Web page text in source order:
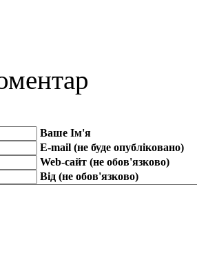
Ваше Ім'я
E-mail (не буде опубліковано)
Web-сайт (не обов'язково)
Від (не обов'язково)